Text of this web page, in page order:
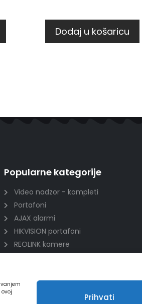
Prihvati
Dodaj u košaricu
Popularne kategorije
Video nadzor - kompleti
Portafoni
AJAX alarmi
HIKVISION portafoni
REOLINK kamere